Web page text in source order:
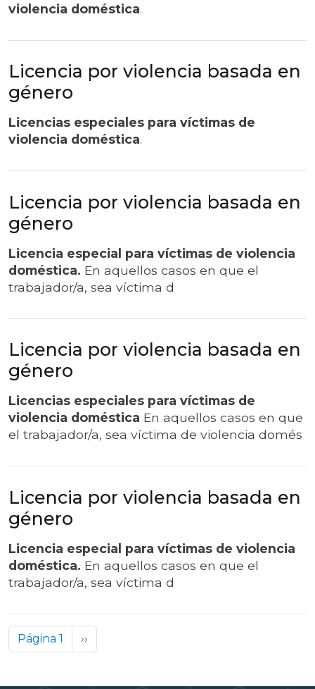
violencia doméstica.
Licencia por violencia basada en
género
Licencias especiales para víctimas de
violencia doméstica.
Licencia por violencia basada en
género
Licencia especial para víctimas de violencia
doméstica. En aquellos casos en que el
trabajador/a, sea víctima d
Licencia por violencia basada en
género
Licencias especiales para víctimas de
violencia doméstica En aquellos casos en que
el trabajador/a, sea víctima de violencia domés
Licencia por violencia basada en
género
Licencia especial para víctimas de violencia
doméstica. En aquellos casos en que el
trabajador/a, sea víctima d
Paginación
Página 1 Siguiente página
››